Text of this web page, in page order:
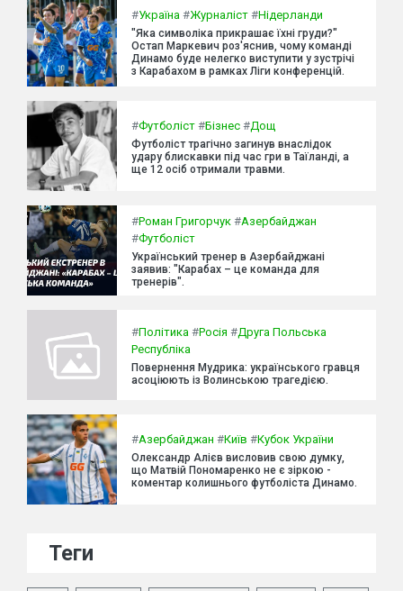
#Україна #Журналіст #Нідерланди
"Яка символіка прикрашає їхні груди?"
Остап Маркевич роз'яснив, чому команді
Динамо буде нелегко виступити у зустрічі
з Карабахом в рамках Ліги конференцій.
#Футболіст #Бізнес #Дощ
Футболіст трагічно загинув внаслідок
удару блискавки під час гри в Таїланді, а
ще 12 осіб отримали травми.
#Роман Григорчук #Азербайджан
#Футболіст
Український тренер в Азербайджані
заявив: "Карабах – це команда для
тренерів".
#Політика #Росія #Друга Польська
Республіка
Повернення Мудрика: українського гравця
асоціюють із Волинською трагедією.
#Азербайджан #Київ #Кубок України
Олександр Алієв висловив свою думку,
що Матвій Пономаренко не є зіркою -
коментар колишнього футболіста Динамо.
Теги